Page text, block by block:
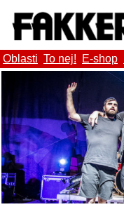
Oblasti To nej! E-shop